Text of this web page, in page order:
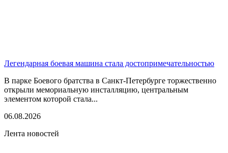
Легендарная боевая машина стала достопримечательностью
В парке Боевого братства в Санкт-Петербурге торжественно
открыли мемориальную инсталляцию, центральным
элементом которой стала...
06.08.2026
Лента новостей